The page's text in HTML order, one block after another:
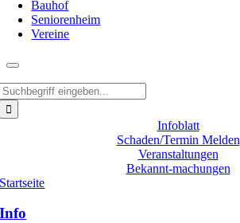
Bauhof
Seniorenheim
Vereine
Infoblatt
Schaden/Termin Melden
Veranstaltungen
Bekannt-machungen
Startseite
Info